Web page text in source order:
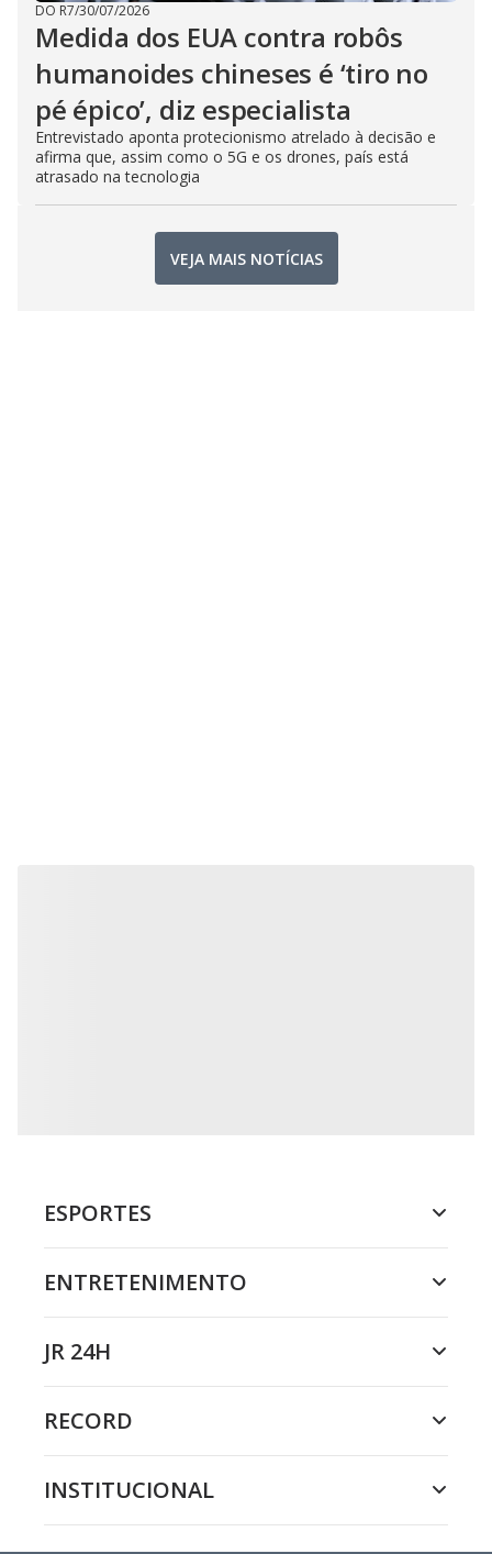
DO R7/30/07/2026
Medida dos EUA contra robôs
humanoides chineses é ‘tiro no
pé épico’, diz especialista
Entrevistado aponta protecionismo atrelado à decisão e
afirma que, assim como o 5G e os drones, país está
atrasado na tecnologia
VEJA MAIS NOTÍCIAS
ESPORTES
ENTRETENIMENTO
JR 24H
RECORD
INSTITUCIONAL